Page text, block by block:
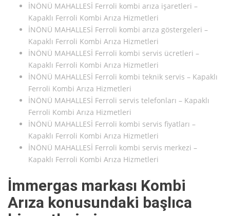
İNÖNÜ MAHALLESİ Ferroli kombi arıza işaretleri –
Kapaklı Ferroli Kombi Arıza Hizmetleri
İNÖNÜ MAHALLESİ Ferroli kombi arıza göstergeleri –
Kapaklı Ferroli Kombi Arıza Hizmetleri
İNÖNÜ MAHALLESİ Ferroli kombi servis ücretleri –
Kapaklı Ferroli Kombi Arıza Hizmetleri
İNÖNÜ MAHALLESİ Ferroli kombi teknik servis – Kapaklı
Ferroli Kombi Arıza Hizmetleri
İNÖNÜ MAHALLESİ Ferroli servis telefonları – Kapaklı
Ferroli Kombi Arıza Hizmetleri
İNÖNÜ MAHALLESİ Ferroli kombi servis fiyatları –
Kapaklı Ferroli Kombi Arıza Hizmetleri
İNÖNÜ MAHALLESİ Ferroli kombi servis merkezi –
Kapaklı Ferroli Kombi Arıza Hizmetleri
İmmergas markası Kombi
Arıza konusundaki başlıca